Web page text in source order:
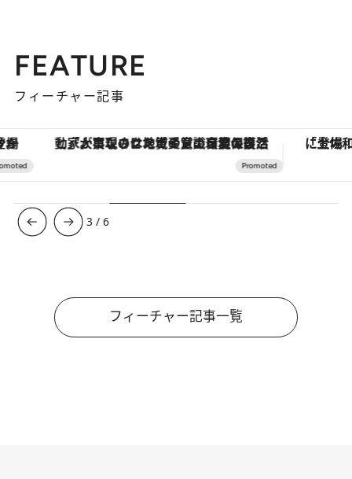
FEATURE
フィーチャー記事
「大事なのは地域の意識を変えること」。ロレックス賞受賞の自然保護活動家が実現させたナイジェリアの自然環境の復活
3 /6
フィーチャー記事一覧